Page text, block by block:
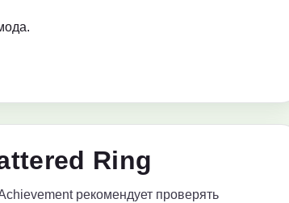
Ring
рекомендует проверять